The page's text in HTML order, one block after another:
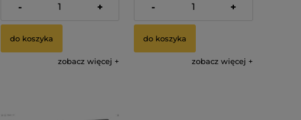
3 290,00 zł
- +
do koszyka
zobacz więcej
3 290,00 zł
- +
do koszyka
zobacz więcej